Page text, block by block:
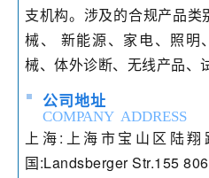
支机构。涉及的合规产品
械、 新能源、家电、照明
械、体外诊断、无线产品、
公司地址
COMPANY ADDRESS
上海:上海市宝山区陆翔
国:Landsberger Str.155